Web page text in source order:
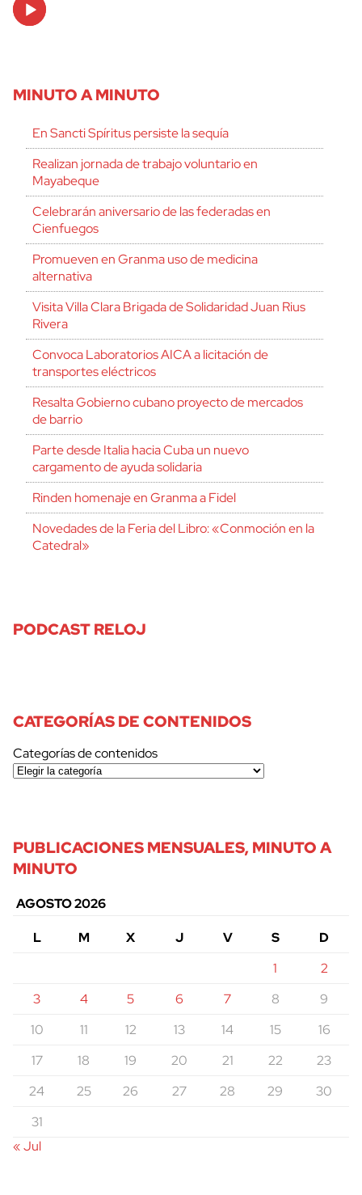
Player
MINUTO A MINUTO
En Sancti Spíritus persiste la sequía
Realizan jornada de trabajo voluntario en
Mayabeque
Celebrarán aniversario de las federadas en
Cienfuegos
Promueven en Granma uso de medicina
alternativa
Visita Villa Clara Brigada de Solidaridad Juan Rius
Rivera
Convoca Laboratorios AICA a licitación de
transportes eléctricos
Resalta Gobierno cubano proyecto de mercados
de barrio
Parte desde Italia hacia Cuba un nuevo
cargamento de ayuda solidaria
Rinden homenaje en Granma a Fidel
Novedades de la Feria del Libro: «Conmoción en la
Catedral»
PODCAST RELOJ
CATEGORÍAS DE CONTENIDOS
Categorías de contenidos
PUBLICACIONES MENSUALES, MINUTO A
MINUTO
AGOSTO 2026
L
M X J V S
D
1
2
3
4 5 6 7 8
9
10
11 12 13 14 15
16
17
18 19 20 21 22
23
24
25 26 27 28 29
30
31
« Jul